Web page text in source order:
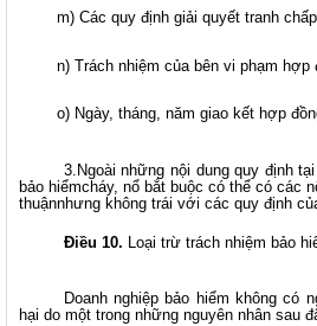
m) Các quy định giải quyết tranh
n) Trách nhiệm của bên vi phạm hợp
o) Ngày, tháng, năm giao kết hợp
3.Ngoài những nội dung quy định
bảo hiểmcháy, nổ bắt buộc có thể có các
thuậnnhưng không trái với các quy định
Điều 10. Loại trừ trách nhiệm bảo
Doanh nghiệp bảo hiểm không có
hại do một trong những nguyên nhân sau